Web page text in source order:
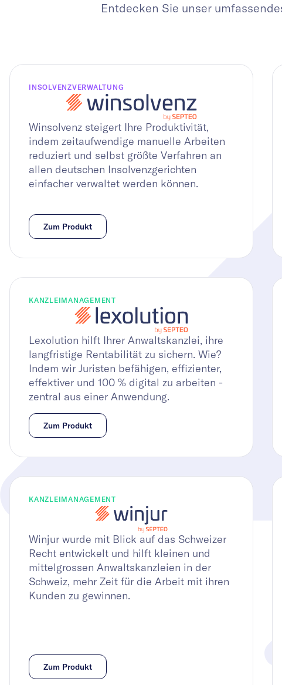
Entdecken Sie unser
INSOLVENZVERWALTUNG
Winsolvenz steigert Ihre Produktivität,
indem zeitaufwendige manuelle Arbeiten
reduziert und selbst größte Verfahren an
allen deutschen Insolvenzgerichten
einfacher verwaltet werden können.
Zum Produkt
KANZLEIMANAGEMENT
Lexolution hilft Ihrer Anwaltskanzlei, ihre
langfristige Rentabilität zu sichern. Wie?
Indem wir Juristen befähigen, effizienter,
effektiver und 100 % digital zu arbeiten -
zentral aus einer Anwendung.
Zum Produkt
KANZLEIMANAGEMENT
Winjur wurde mit Blick auf das Schweizer
Recht entwickelt und hilft kleinen und
mittelgrossen Anwaltskanzleien in der
Schweiz, mehr Zeit für die Arbeit mit ihren
Kunden zu gewinnen.
Zum Produkt